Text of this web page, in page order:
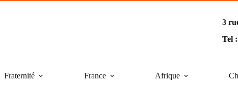
3
Tel :
Fraternité France Afrique